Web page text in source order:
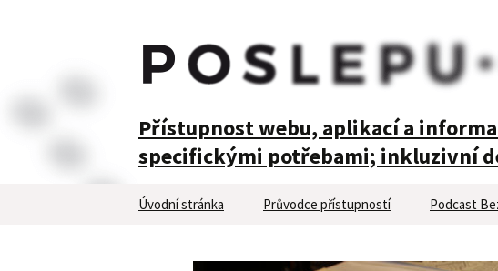
POSLEPU
Přístupnost webu, aplikací a
specifickými potřebami; inkluzivní
Přejít
Úvodní stránka Průvodce přístupností Podcast